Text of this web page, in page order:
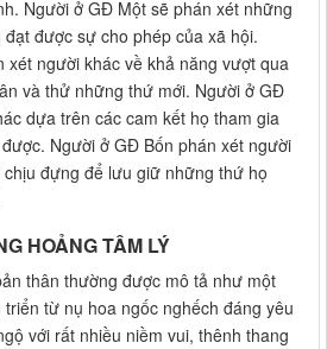
Người ở GĐ Một sẽ phán xét những
được sự cho phép của xã hội.
xét người khác về khả năng vượt qua
và thử những thứ mới. Người ở GĐ
dựa trên các cam kết họ tham gia
Người ở GĐ Bốn phán xét người
đựng để lưu giữ những thứ họ
HOẢNG TÂM LÝ
thân thường được mô tả như một
từ nụ hoa ngốc nghếch đáng yêu
với rất nhiều niềm vui, thênh thang